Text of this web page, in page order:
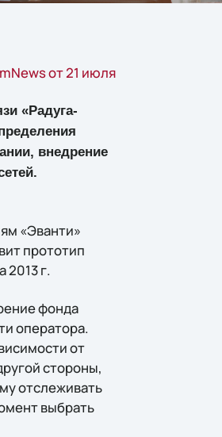
от 21 июля
«Радуга-
внедрение
«Эванти»
прототип
2013 г.
фонда
оператора.
от
стороны,
отслеживать
выбрать